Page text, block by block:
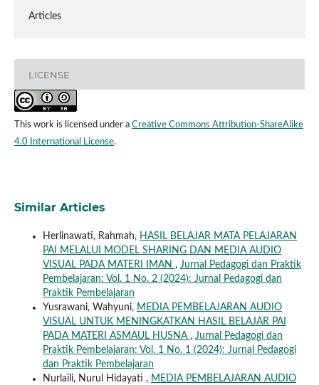
Articles
LICENSE
This work is licensed under a Creative Commons Attribution-ShareAlike
4.0 International License.
Similar Articles
Herlinawati, Rahmah, HASIL BELAJAR MATA PELAJARAN
PAI MELALUI MODEL SHARING DAN MEDIA AUDIO
VISUAL PADA MATERI IMAN , Jurnal Pedagogi dan Praktik
Pembelajaran: Vol. 1 No. 2 (2024): Jurnal Pedagogi dan
Praktik Pembelajaran
Yusrawani, Wahyuni, MEDIA PEMBELAJARAN AUDIO
VISUAL UNTUK MENINGKATKAN HASIL BELAJAR PAI
PADA MATERI ASMAUL HUSNA , Jurnal Pedagogi dan
Praktik Pembelajaran: Vol. 1 No. 1 (2024): Jurnal Pedagogi
dan Praktik Pembelajaran
Nurlaili, Nurul Hidayati , MEDIA PEMBELAJARAN AUDIO